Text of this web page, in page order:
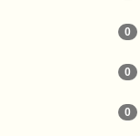
0
0
0